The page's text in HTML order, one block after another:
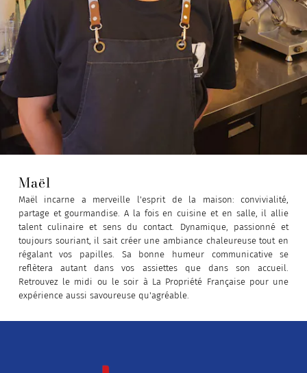
Maël
Maël incarne a merveille l'esprit de la maison: convivialité,
partage et gourmandise. A la fois en cuisine et en salle, il allie
talent culinaire et sens du contact. Dynamique, passionné et
toujours souriant, il sait créer une ambiance chaleureuse tout en
régalant vos papilles. Sa bonne humeur communicative se
reflètera autant dans vos assiettes que dans son accueil.
Retrouvez le midi ou le soir à La Propriété Française pour une
expérience aussi savoureuse qu'agréable.